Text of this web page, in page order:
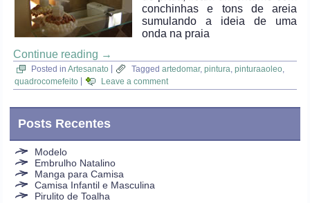
conchinhas e tons de areia
sumulando a ideia de uma
onda na praia
Continue reading →
Posted in Artesanato Tagged artedomar,pintura ,pinturaaoleo
quadrocomefeito
Leave a comment
Posts Recentes
Modelo
Embrulho Natalino
Manga para Camisa
Camisa Infantil e Masculina
Pirulito de Toalha